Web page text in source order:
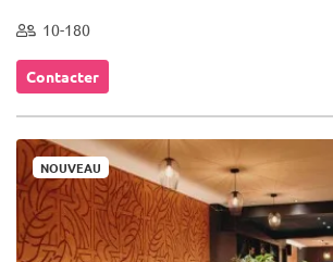
10-180
Contacter
NOUVEAU